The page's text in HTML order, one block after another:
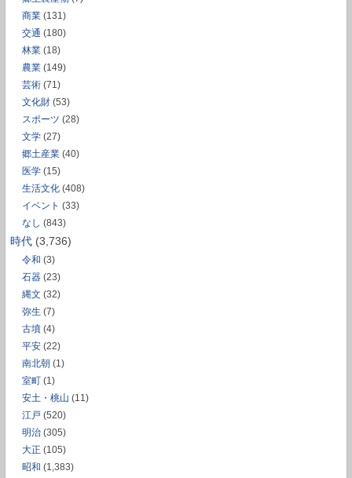
商業 (131)
交通 (180)
林業 (18)
農業 (149)
芸術 (71)
文化財 (53)
スポーツ (28)
文学 (27)
郷土産業 (40)
医学 (15)
生活文化 (408)
イベント (33)
なし (843)
時代 (3,736)
令和 (3)
石器 (23)
縄文 (32)
弥生 (7)
古墳 (4)
平安 (22)
南北朝 (1)
室町 (1)
安土・桃山 (11)
江戸 (520)
明治 (305)
大正 (105)
昭和 (1,383)